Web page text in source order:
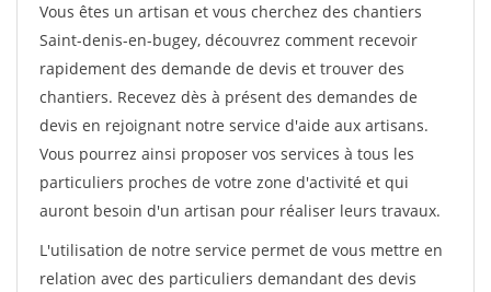
Vous êtes un artisan et vous cherchez des chantiers
Saint-denis-en-bugey, découvrez comment recevoir
rapidement des demande de devis et trouver des
chantiers. Recevez dès à présent des demandes de
devis en rejoignant notre service d'aide aux artisans.
Vous pourrez ainsi proposer vos services à tous les
particuliers proches de votre zone d'activité et qui
auront besoin d'un artisan pour réaliser leurs travaux.
L'utilisation de notre service permet de vous mettre en
relation avec des particuliers demandant des devis